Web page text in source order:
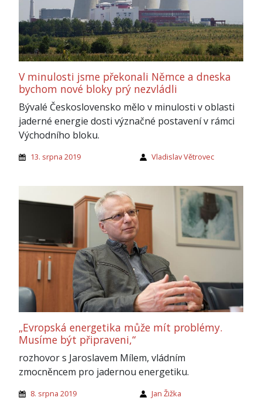
V minulosti jsme překonali Němce a dneska
bychom nové bloky prý nezvládli
Bývalé Československo mělo v minulosti v oblasti
jaderné energie dosti význačné postavení v rámci
Východního bloku.
13. srpna 2019 Vladislav Větrovec
„Evropská energetika může mít problémy.
Musíme být připraveni,“
rozhovor s Jaroslavem Mílem, vládním
zmocněncem pro jadernou energetiku.
8. srpna 2019 Jan Žižka